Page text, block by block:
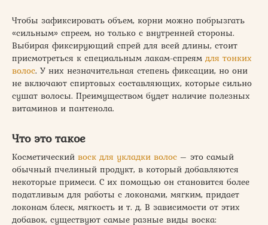
Чтобы зафиксировать объем, корни можно побрызгать
«сильным» спреем, но только с внутренней стороны.
Выбирая фиксирующий спрей для всей длины, стоит
присмотреться к специальным лакам-спреям для тонких
волос. У них незначительная степень фиксации, но они
не включают спиртовых составляющих, которые сильно
сушат волосы. Преимуществом будет наличие полезных
витаминов и пантенола.
Что это такое
Косметический воск для укладки волос – это самый
обычный пчелиный продукт, в который добавляются
некоторые примеси. С их помощью он становится более
податливым для работы с локонами, мягким, придает
локонам блеск, мягкость и т. д. В зависимости от этих
добавок, существуют самые разные виды воска: